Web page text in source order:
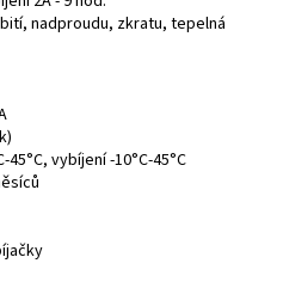
nadproudu, zkratu, tepelná
45°C, vybíjení -10°C-45°C